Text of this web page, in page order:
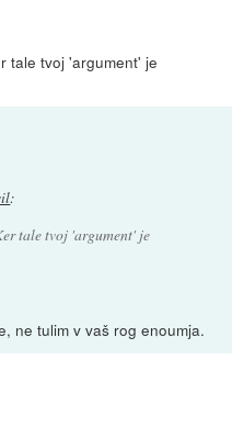
tale tvoj 'argument' je
:
tale tvoj 'argument' je
ne tulim v vaš rog enoumja.